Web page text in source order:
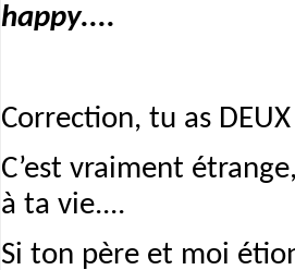
happy....
Correction, tu as
C’est vraiment
à ta vie....
Si ton père et moi